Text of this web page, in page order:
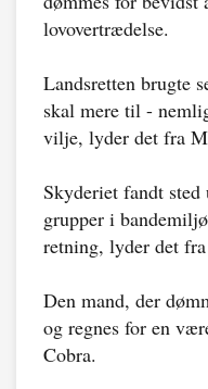
lovovertrædelse.
Landsretten brugte
skal mere til -
vilje, lyder det fra
Skyderiet fandt
grupper i
retning, lyder det
Den mand, der
og regnes for en
Cobra.